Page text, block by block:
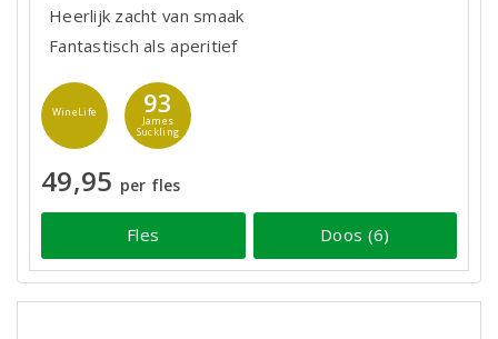
Heerlijk zacht van smaak
Fantastisch als aperitief
WineLife 93
James
Suckling
49,95 per fles
Fles Doos (6)